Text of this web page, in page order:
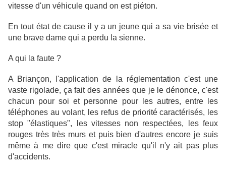
vitesse d'un véhicule quand on est piéton.
En tout état de cause il y a un jeune qui a sa vie brisée et
une brave dame qui a perdu la sienne.
A qui la faute ?
A Briançon, l'application de la réglementation c'est une
vaste rigolade, ça fait des années que je le dénonce, c'est
chacun pour soi et personne pour les autres, entre les
téléphones au volant, les refus de priorité caractérisés, les
stop "élastiques", les vitesses non respectées, les feux
rouges très très murs et puis bien d'autres encore je suis
même à me dire que c'est miracle qu'il n'y ait pas plus
d'accidents.